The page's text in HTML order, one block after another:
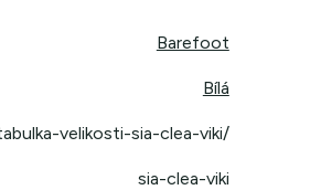
Barefoot
Bílá
velikosti-sia-clea-viki/
sia-clea-viki